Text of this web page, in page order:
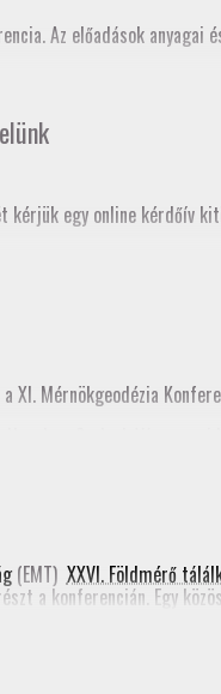
című szakmai
Az előadások anyagai
kérjük egy online kérdőív
XI. Mérnökgeodézia
(EMT) XXVI. Földmérő
a konferencián. Egy